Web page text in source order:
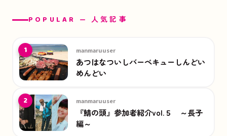
POPULAR — 人気記事
1 manmaruuser
あつはなついしバーベキューしんどい
めんどい
2 manmaruuser
『鯖の頭』参加者紹介vol.５ ～長子
編～